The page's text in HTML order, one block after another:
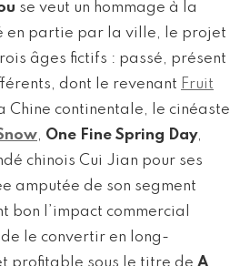
se veut un hommage à la
en partie par la ville, le projet
âges fictifs : passé, présent
dont le revenant Fruit
continentale, le cinéaste
, One Fine Spring Day,
chinois Cui Jian pour ses
amputée de son segment
l’impact commercial
le convertir en long-
profitable sous le titre de A